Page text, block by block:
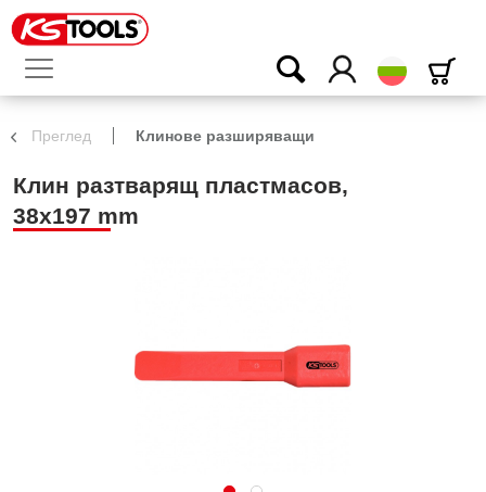
български
Преглед Клинове разширяващи
Клин разтварящ пластмасов,
38x197 mm